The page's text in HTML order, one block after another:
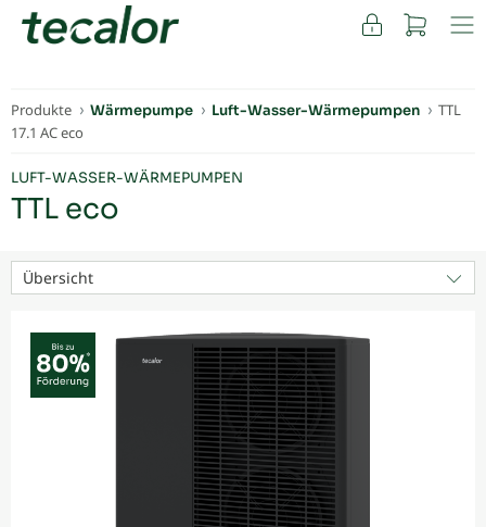
FACHKUNDEN
Produkte Wärmepumpe Luft-Wasser-Wärmepumpen
TTL
17.1 AC eco
LUFT-WASSER-WÄRMEPUMPEN
TTL eco
Übersicht